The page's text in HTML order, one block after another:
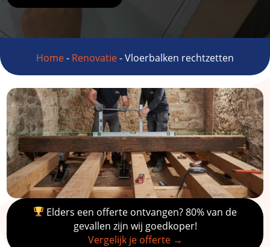
Home- Renovatie-Vloerbalken rechtzetten
Elders een offerte ontvangen? 80% van de
gevallen zijn wij goedkoper!
Vergelijk je offerte →